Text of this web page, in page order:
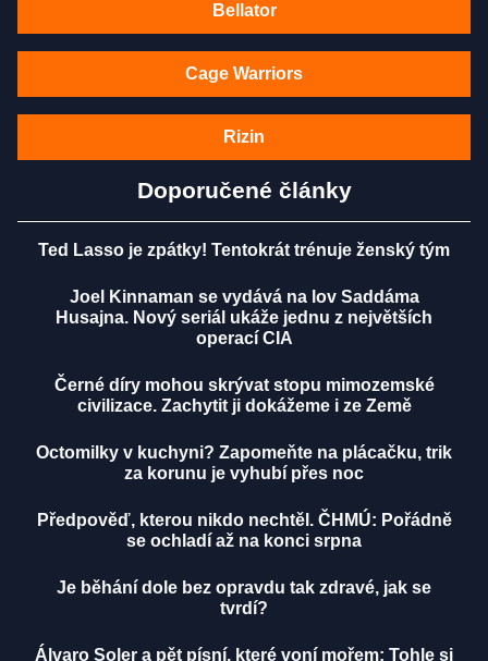
Bellator
Cage Warriors
Rizin
Doporučené články
Ted Lasso je zpátky! Tentokrát trénuje ženský tým
Joel Kinnaman se vydává na lov Saddáma
Husajna. Nový seriál ukáže jednu z největších
operací CIA
Černé díry mohou skrývat stopu mimozemské
civilizace. Zachytit ji dokážeme i ze Země
Octomilky v kuchyni? Zapomeňte na plácačku, trik
za korunu je vyhubí přes noc
Předpověď, kterou nikdo nechtěl. ČHMÚ: Pořádně
se ochladí až na konci srpna
Je běhání dole bez opravdu tak zdravé, jak se
tvrdí?
Álvaro Soler a pět písní, které voní mořem: Tohle si